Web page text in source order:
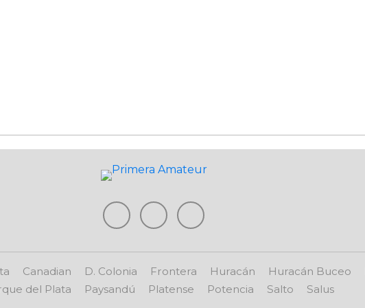
Canadian D. Colonia Frontera Huracán Huracán Buceo
del Plata
Paysandú Platense Potencia Salto Salus